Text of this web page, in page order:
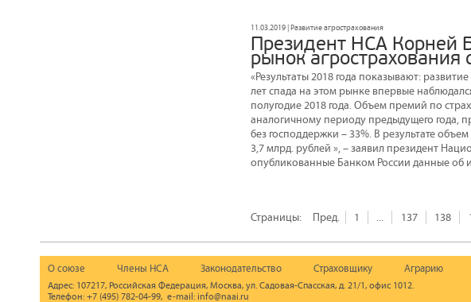
11.03.2019 | Развитие агрострахования
Президент НСА Корней
рынок
«Результаты 2018 года показывают:
лет спада на этом рынке впервые
полугодие 2018 года. Объем премий по
аналогичному периоду предыдущего года,
без господдержки – 33%. В результате
3,7 млрд. рублей », – заявил президент
опубликованные Банком России данные об
Страницы: Пред. 1 ... 137 138
О союзе Члены НСА Законодательство Страховщику Аграрию
Адрес: 107217, Российская Федерация, Москва, ул. Садовая-Спасская, д. 21/1, офис 1012.
Телефон: +7 (495) 782-04-99, e-mail: info@naai.ru